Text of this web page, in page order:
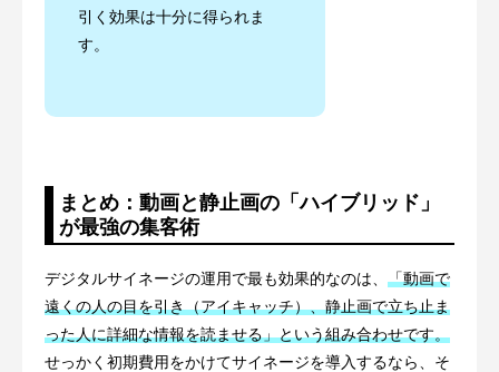
引く効果は十分に得られま
す。
まとめ：動画と静止画の「ハイブリッド」
が最強の集客術
デジタルサイネージの運用で最も効果的なのは、 「動画で
遠くの人の目を引き（アイキャッチ）、静止画で立ち止ま
った人に詳細な情報を読ませる」という組み合わせです。
せっかく初期費用をかけてサイネージを導入するなら、そ